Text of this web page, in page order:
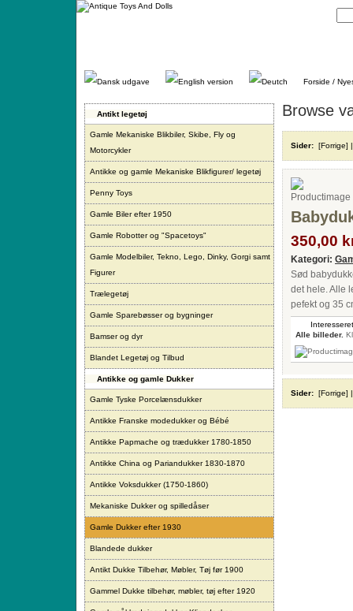
Gå
Forside /
Antikt legetøj
Gamle Mekaniske Blikbiler, Skibe, Fly og
Motorcykler
Antikke og gamle Mekaniske Blikfigurer/ legetøj
Penny Toys
Gamle Biler efter 1950
Gamle Robotter og "Spacetoys"
Gamle Modelbiler, Tekno, Lego, Dinky, Gorgi samt
Figurer
Trælegetøj
Gamle Sparebøsser og bygninger
Bamser og dyr
Blandet Legetøj og Tilbud
Antikke og gamle Dukker
Gamle Tyske Porcelænsdukker
Antikke Franske modedukker og Bébé
Antikke Papmache og trædukker 1780-1850
Antikke China og Pariandukker 1830-1870
Antikke Voksdukker (1750-1860)
Mekaniske Dukker og spilledåser
Gamle Dukker efter 1930
Blandede dukker
Antikt Dukke Tilbehør, Møbler, Tøj før 1900
Gammel Dukke tilbehør, møbler, tøj efter 1920
Browse
Sider: [Forrige]
350,00
Kategori:
Sød
det hele. Alle
pefekt og 35
Alle billeder.
Sider: [Forrige]